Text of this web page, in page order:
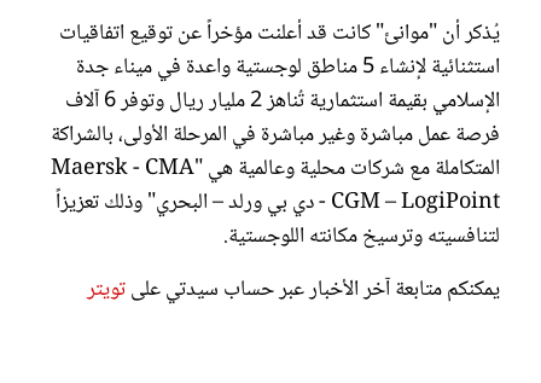
يُذكر أن "موانئ" كانت قد أعلنت مؤخراً عن توقيع اتفاقيات
استثنائية لإنشاء 5 مناطق لوجستية واعدة في ميناء جدة
الإسلامي بقيمة استثمارية تُناهز 2 مليار ريال وتوفر 6 آلاف
فرصة عمل مباشرة وغير مباشرة في المرحلة الأولى، بالشراكة
المتكاملة مع شركات محلية وعالمية هي "Maersk - CMA
CGM – LogiPoint - دي بي ورلد – البحري" وذلك تعزيزاً
لتنافسيته وترسيخ مكانته اللوجستية.
يمكنكم متابعة آخر الأخبار عبر حساب سيدتي علىتويتر